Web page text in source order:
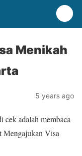
Menikah
5 years ago
adalah membaca
Mengajukan Visa